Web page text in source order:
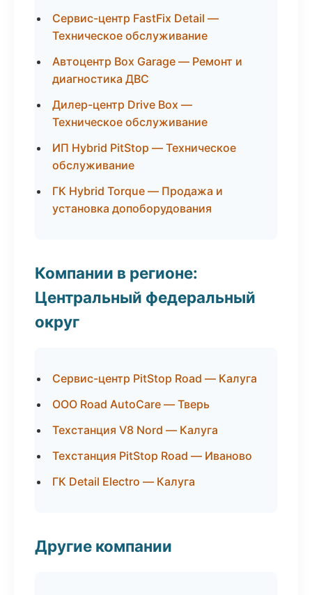
Сервис-центр FastFix Detail —
Техническое обслуживание
Автоцентр Box Garage — Ремонт и
диагностика ДВС
Дилер-центр Drive Box —
Техническое обслуживание
ИП Hybrid PitStop — Техническое
обслуживание
ГК Hybrid Torque — Продажа и
установка допоборудования
Компании в регионе:
Центральный федеральный
округ
Сервис-центр PitStop Road — Калуга
ООО Road AutoCare — Тверь
Техстанция V8 Nord — Калуга
Техстанция PitStop Road — Иваново
ГК Detail Electro — Калуга
Другие компании